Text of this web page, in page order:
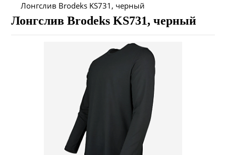
Лонгслив Brodeks KS731, черный
Лонгслив Brodeks KS731, черный